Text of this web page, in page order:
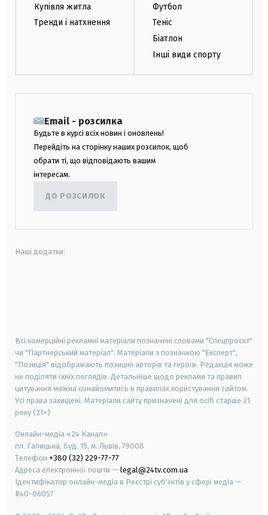
Купівля житла
Тренди і натхнення
Футбол
Теніс
Біатлон
Інші види спорту
Email - розсилка
Будьте в курсі всіх новин і оновлень!
Перейдіть на сторінку наших розсилок, щоб
обрати ті, що відповідають вашим
інтересам.
ДО РОЗСИЛОК
Наші додатки:
Всі комерційні рекламні матеріали позначені словами "Спецпроєкт"
чи "Партнерський матеріал". Матеріали з позначкою "Експерт",
"Позиція" відображають позицію авторів та героїв. Редакція може
не поділяти їхніх поглядів. Детальніше щодо реклами та правил
цитування можна ознайомитись в правилах користування сайтом.
Усі права захищені. Матеріали сайту призначені для осіб старше 21
року (21+)
Онлайн-медіа «24 Канал»
пл. Галицька, буд. 15, м. Львів, 79008
Телефон +380 (32) 229-77-77
Адреса електронної пошти — legal@24tv.com.ua
Ідентифікатор онлайн-медіа в Реєстрі суб'єктів у сфері медіа —
R40-06057